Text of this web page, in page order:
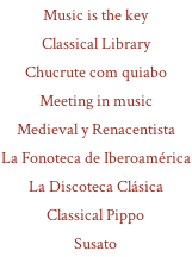
Music is the key
Classical Library
Chucrute com quiabo
Meeting in music
Medieval y Renacentista
La Fonoteca de Iberoamérica
La Discoteca Clásica
Classical Pippo
Susato